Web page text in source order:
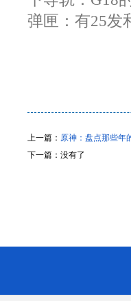
弹匣：有25发
上一篇： 原神：盘点那些年
下一篇：没有了